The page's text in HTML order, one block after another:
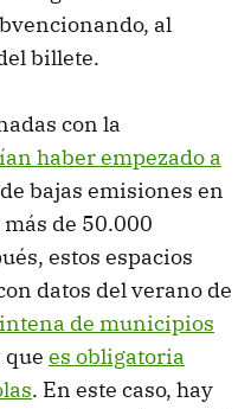
al
billete.
con la
haber empezado a
bajas emisiones en
de 50.000
estos espacios
datos del verano de
de municipios
es obligatoria
. En este caso, hay